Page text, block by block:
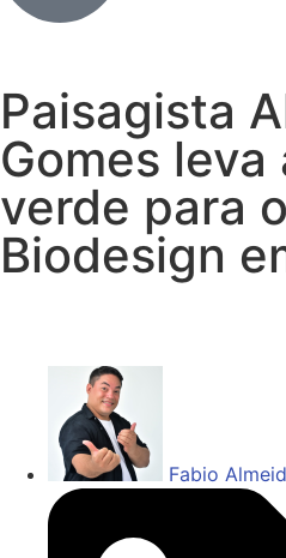
Paisagista
Gomes
verde para
Biodesign
Fabio